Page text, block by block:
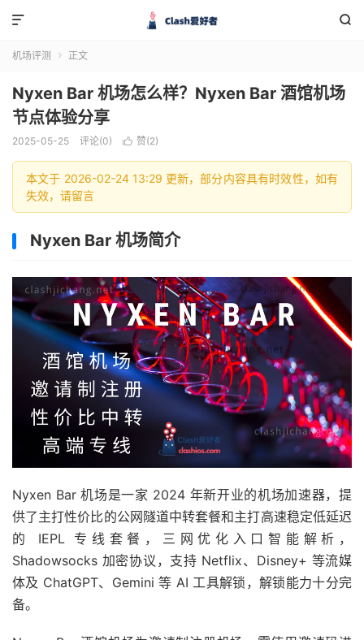


机场评测  正文
Nyxen Bar 机场怎么样？Nyxen Bar 酒馆机场
节点体验分享
2025-05-25 评论(0)  赞(2)
本文于 2026-02-24 13:29 更新，部分内容具有时效性，如有
失效，请留言
Nyxen Bar 机场简介
Nyxen Bar 机场是一家 2024 年新开业的机场加速器，提
供了主打性价比的公网隧道中转套餐和主打高速稳定低延迟
的 IEPL 专线套餐，三网优化入口智能解析，
Shadowsocks 加密协议，支持 Netflix、Disney+ 等流媒
体及 ChatGPT、Gemini 等 AI 工具解锁，解锁能力十分完
备。